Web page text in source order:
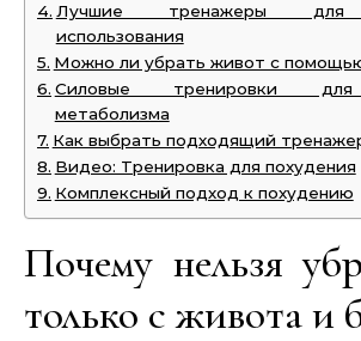
Лучшие тренажеры для
использования
Можно ли убрать живот с
Силовые тренировки для
метаболизма
Как выбрать подходящий
Видео: Тренировка для похудения
Комплексный подход к похудению
Почему нельзя
только с живота и